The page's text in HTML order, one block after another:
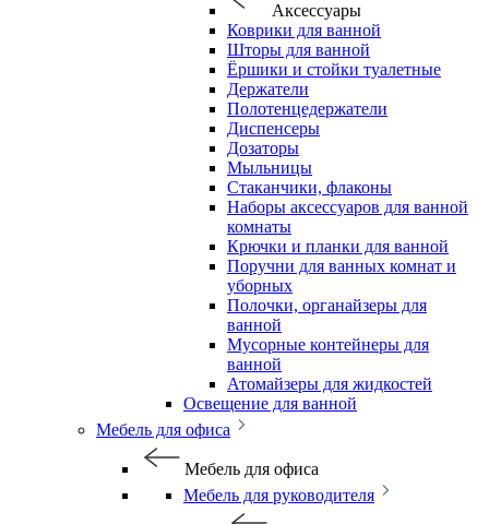
Аксессуары
Коврики для ванной
Шторы для ванной
Ёршики и стойки туалетные
Держатели
Полотенцедержатели
Диспенсеры
Дозаторы
Мыльницы
Стаканчики, флаконы
Наборы аксессуаров для ванной
комнаты
Крючки и планки для ванной
Поручни для ванных комнат и
уборных
Полочки, органайзеры для
ванной
Мусорные контейнеры для
ванной
Атомайзеры для жидкостей
Освещение для ванной
Мебель для офиса
Мебель для офиса
Мебель для руководителя